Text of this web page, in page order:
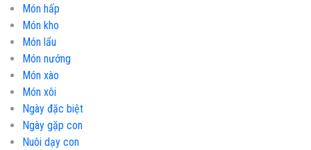
Món hấp
Món kho
Món lẩu
Món nướng
Món xào
Món xôi
Ngày đặc biệt
Ngày gặp con
Nuôi dạy con